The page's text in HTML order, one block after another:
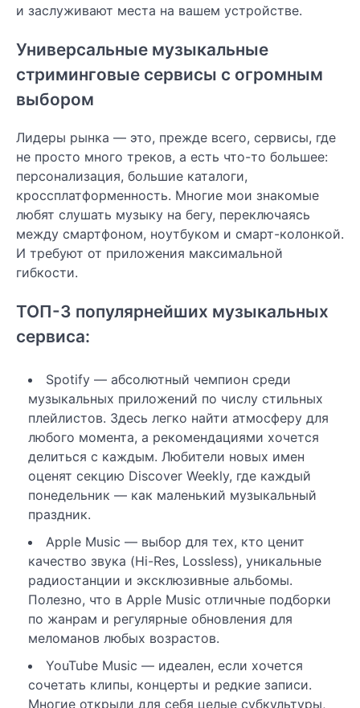
и заслуживают места на вашем устройстве.
Универсальные музыкальные
стриминговые сервисы с огромным
выбором
Лидеры рынка — это, прежде всего, сервисы, где
не просто много треков, а есть что-то большее:
персонализация, большие каталоги,
кроссплатформенность. Многие мои знакомые
любят слушать музыку на бегу, переключаясь
между смартфоном, ноутбуком и смарт-колонкой.
И требуют от приложения максимальной
гибкости.
ТОП-3 популярнейших музыкальных
сервиса:
Spotify — абсолютный чемпион среди
музыкальных приложений по числу стильных
плейлистов. Здесь легко найти атмосферу для
любого момента, а рекомендациями хочется
делиться с каждым. Любители новых имен
оценят секцию Discover Weekly, где каждый
понедельник — как маленький музыкальный
праздник.
Apple Music — выбор для тех, кто ценит
качество звука (Hi-Res, Lossless), уникальные
радиостанции и эксклюзивные альбомы.
Полезно, что в Apple Music отличные подборки
по жанрам и регулярные обновления для
меломанов любых возрастов.
YouTube Music — идеален, если хочется
сочетать клипы, концерты и редкие записи.
Многие открыли для себя целые субкультуры,